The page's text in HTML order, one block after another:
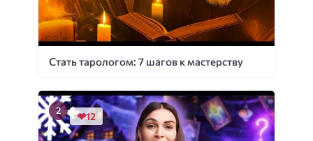
Стать тарологом: 7 шагов к мастерству
12